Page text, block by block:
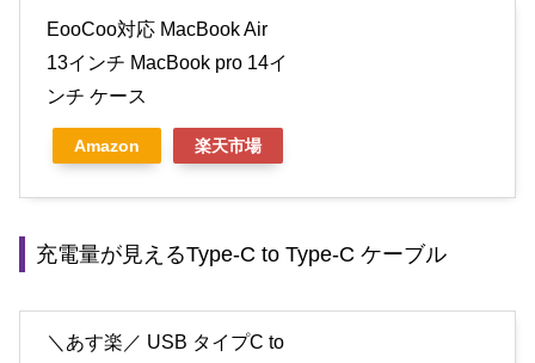
EooCoo対応 MacBook Air
13インチ MacBook pro 14イ
ンチ ケース
Amazon 楽天市場
充電量が見えるType-C to Type-C ケーブル
＼あす楽／ USB タイプC to